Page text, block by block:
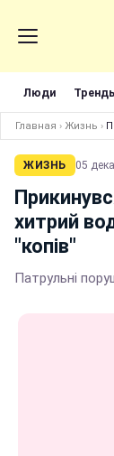
Люди
Главная › Жизнь ›
ЖИЗНЬ 05
хитрий
"копів"
Патрульні